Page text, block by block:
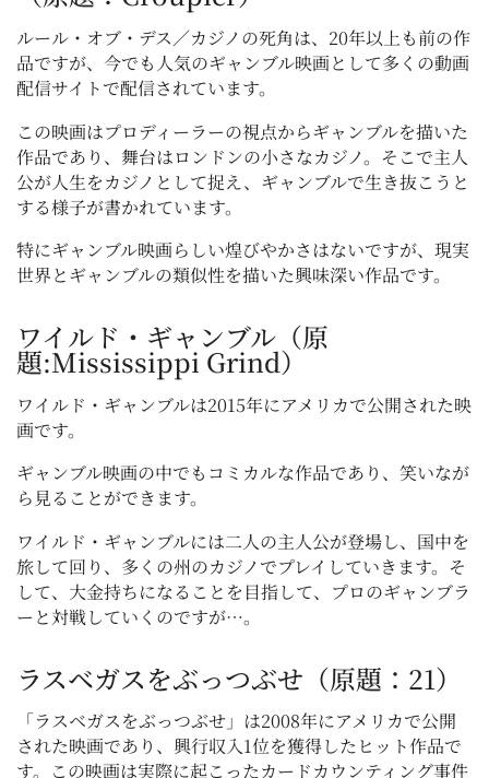
ルール・オブ・デス／カジノの死角は、20年以上も前の作
品ですが、今でも人気のギャンブル映画として多くの動画
配信サイトで配信されています。
この映画はプロディーラーの視点からギャンブルを描いた
作品であり、舞台はロンドンの小さなカジノ。そこで主人
公が人生をカジノとして捉え、ギャンブルで生き抜こうと
する様子が書かれています。
特にギャンブル映画らしい煌びやかさはないですが、現実
世界とギャンブルの類似性を描いた興味深い作品です。
ワイルド・ギャンブル（原
題:Mississippi Grind）
ワイルド・ギャンブルは2015年にアメリカで公開された映
画です。
ギャンブル映画の中でもコミカルな作品であり、笑いなが
ら見ることができます。
ワイルド・ギャンブルには二人の主人公が登場し、国中を
旅して回り、多くの州のカジノでプレイしていきます。そ
して、大金持ちになることを目指して、プロのギャンブラ
ーと対戦していくのですが…。
ラスベガスをぶっつぶせ（原題：21）
「ラスベガスをぶっつぶせ」は2008年にアメリカで公開
された映画であり、興行収入1位を獲得したヒット作品で
す。この映画は実際に起こったカードカウンティング事件